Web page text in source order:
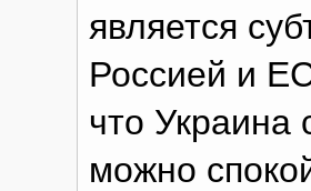
является
Россией и
что Украина
можно